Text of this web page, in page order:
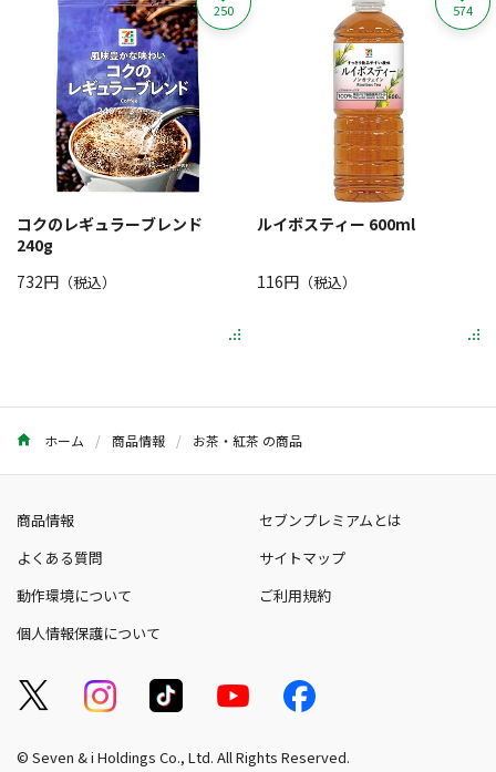
コクのレギュラーブレンド
240g
732円 （税込）
250
ルイボスティー 600ml
116円（税込）
574
ホーム 商品情報 お茶・紅茶 の商品
商品情報
セブンプレミアムとは
よくある質問
サイトマップ
動作環境について
ご利用規約
個人情報保護について
© Seven & i Holdings Co., Ltd. All Rights Reserved.